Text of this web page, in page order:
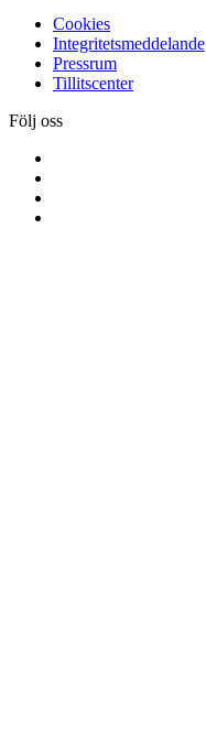
Cookies
Integritetsmeddelande
Pressrum
Tillitscenter
Följ oss